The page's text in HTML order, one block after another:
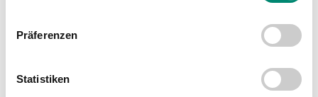
Erfahren Sie mehr darüber, wie Ihre persönlichen Daten
verarbeitet werden, und legen Sie Ihre Präferenzen im
Wir verwenden Cookies, um Inhalte und Anzeigen zu
Präferenzen
Statistiken